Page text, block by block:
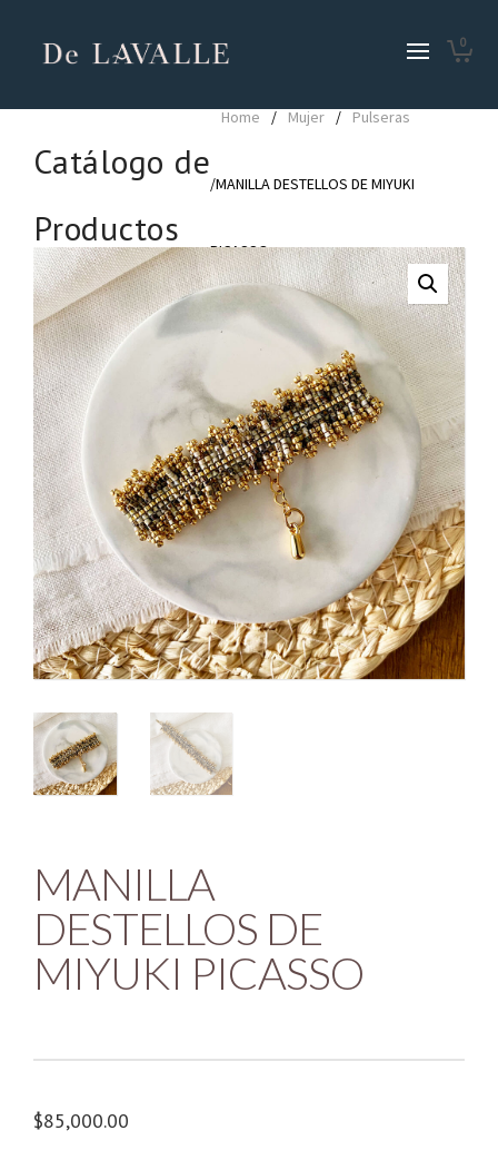
0
Catálogo de
Productos
Home / Mujer / Pulseras
/MANILLA DESTELLOS DE MIYUKI
PICASSO
MANILLA
DESTELLOS DE
MIYUKI PICASSO
$85,000.00